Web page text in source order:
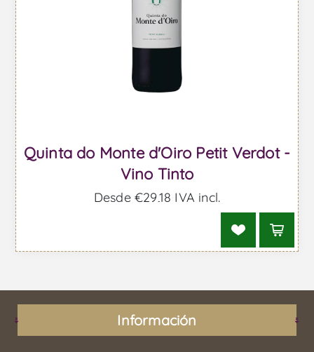
Quinta do Monte d'Oiro Petit Verdot -
Vino Tinto
Desde €29,18 IVA incl.
Información